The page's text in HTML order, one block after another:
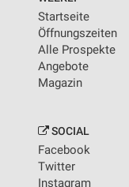
Startseite
Öffnungszeiten
Alle Prospekte
Angebote
Magazin
SOCIAL
Facebook
Twitter
Instagram